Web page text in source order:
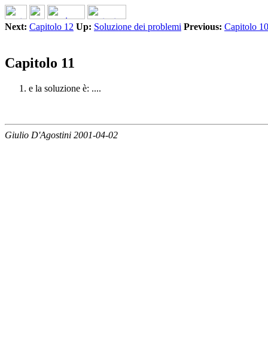
Next: Capitolo 12 Up: Soluzione dei problemi Previous: Capitolo 10
Capitolo 11
e la soluzione è: ....
Giulio D'Agostini 2001-04-02